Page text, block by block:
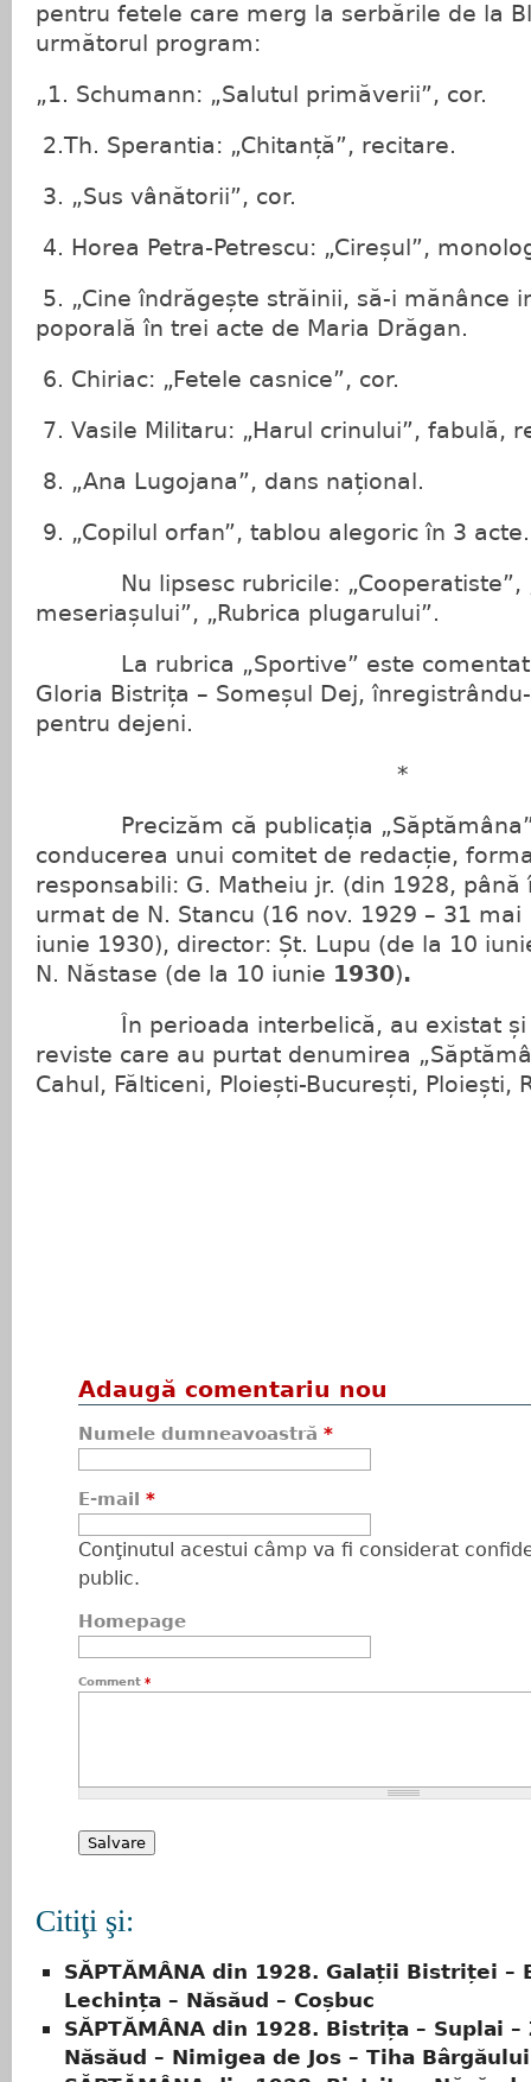
pentru fetele care merg la serbările de la
următorul program:
„1. Schumann: „Salutul primăverii”, cor.
2.Th. Sperantia: „Chitanță”, recitare.
3. „Sus vânătorii”, cor.
4. Horea Petra-Petrescu: „Cireșul”,
5. „Cine îndrăgește străinii, să-i mănânce
poporală în trei acte de Maria Drăgan.
6. Chiriac: „Fetele casnice”, cor.
7. Vasile Militaru: „Harul crinului”, fabulă,
8. „Ana Lugojana”, dans național.
9. „Copilul orfan”, tablou alegoric în 3 acte.
Nu lipsesc rubricile: „Cooperatiste”,
meseriașului”, „Rubrica plugarului”.
La rubrica „Sportive” este comentat
Gloria Bistrița – Someșul Dej,
pentru dejeni.
*
Precizăm că publicația „Săptămâna”
conducerea unui comitet de redacție,
responsabili: G. Matheiu jr. (din 1928, până
urmat de N. Stancu (16 nov. 1929 – 31 mai
iunie 1930), director: Șt. Lupu (de la 10
N. Năstase (de la 10 iunie 1930).
În perioada interbelică, au existat și
reviste care au purtat denumirea
Cahul, Fălticeni, Ploiești-București, Ploiești,
Adaugă comentariu nou
Numele dumneavoastră *
E-mail *
Conţinutul acestui câmp va fi considerat
public.
Homepage
Comment *
Citiţi şi:
SĂPTĂMÂNA din 1928. Galații Bistriței –
Lechința – Năsăud – Coșbuc
SĂPTĂMÂNA din 1928. Bistrița – Suplai –
Năsăud – Nimigea de Jos – Tiha Bârgăului